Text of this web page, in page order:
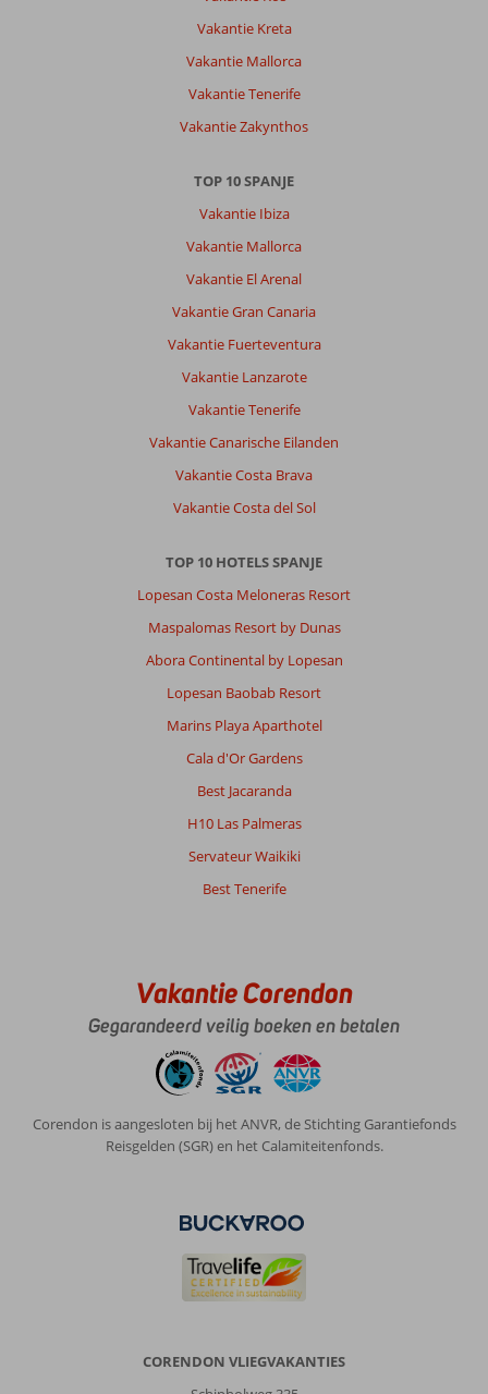
Vakantie Kreta
Vakantie Mallorca
Vakantie Tenerife
Vakantie Zakynthos
TOP 10 SPANJE
Vakantie Ibiza
Vakantie Mallorca
Vakantie El Arenal
Vakantie Gran Canaria
Vakantie Fuerteventura
Vakantie Lanzarote
Vakantie Tenerife
Vakantie Canarische Eilanden
Vakantie Costa Brava
Vakantie Costa del Sol
TOP 10 HOTELS SPANJE
Lopesan Costa Meloneras Resort
Maspalomas Resort by Dunas
Abora Continental by Lopesan
Lopesan Baobab Resort
Marins Playa Aparthotel
Cala d'Or Gardens
Best Jacaranda
H10 Las Palmeras
Servateur Waikiki
Best Tenerife
Vakantie Corendon
Gegarandeerd veilig boeken en betalen
Corendon is aangesloten bij het ANVR, de Stichting Garantiefonds
Reisgelden (SGR) en het Calamiteitenfonds.
CORENDON VLIEGVAKANTIES